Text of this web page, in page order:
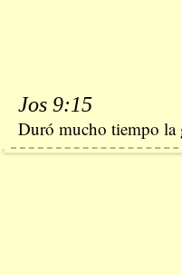
Jos 9:15
Duró mucho tiempo la